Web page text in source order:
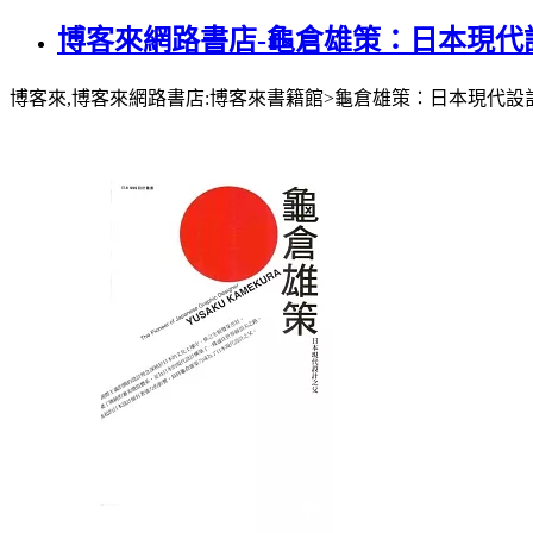
博客來網路書店-龜倉雄策：日本現代
博客來,博客來網路書店:博客來書籍館>龜倉雄策：日本現代設